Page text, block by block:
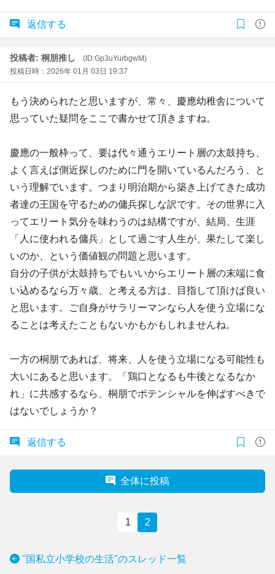
返信する
投稿者: 桐朋推し
(ID:Gp3uYurbgwM)
投稿日時：2026年 01月 03日 19:37
もう決められたと思いますが、常々、慶應幼稚舎について
思っていた疑問をここで書かせて頂きますね。
慶應の一般枠って、要は代々通うエリート層の太鼓持ち、
よく言えば側近探しのために門を開いているんだろう、と
いう理解でいます。つまり明治期から築き上げてきた成功
者達の王国を守るための傭兵探しな訳です。その世界に入
ってエリート気分を味わうのは結構ですが、結局、生涯
「人に使われる傭兵」として過ごす人生が、果たして楽し
いのか、という価値観の問題と思います。
自分の子供が太鼓持ちでもいいからエリート層の末端に食
い込めるなら万々歳、と考える方は、目指して頂けば良い
と思います。ご自身がサラリーマンなら人を使う立場にな
ることは考えたこともないかもかもしれませんね。
一方の桐朋であれば、将来、人を使う立場になる可能性も
大いにあると思います。「鶏口となるも牛後となるなか
れ」に共感するなら、桐朋でポテンシャルを伸ばすべきで
はないでしょうか？
返信する
全体に投稿
1 2
"国私立小学校の生活"のスレッド一覧